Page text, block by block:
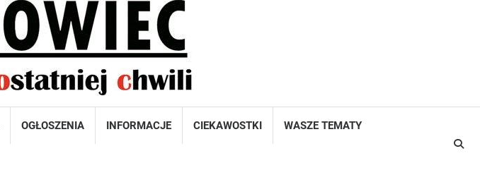
OGŁOSZENIA INFORMACJE CIEKAWOSTKI WASZE TEMATY